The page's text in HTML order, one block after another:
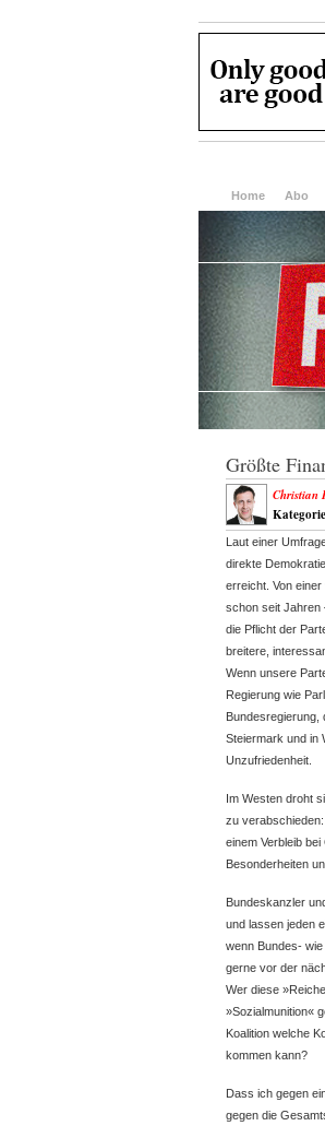
Home Abo
Größte
Christian
Laut einer
direkte
erreicht. Von
schon seit Jahren
die Pflicht der
breitere,
Wenn unsere
Regierung wie
Bundesregierung,
Steiermark und in
Unzufriedenheit.
Im Westen droht
zu
einem Verbleib
Besonderheiten
Bundeskanzler
und lassen jeden
wenn Bundes-
gerne vor der
Wer diese
»Sozialmunition«
Koalition welche
kommen kann?
Dass ich gegen
gegen die